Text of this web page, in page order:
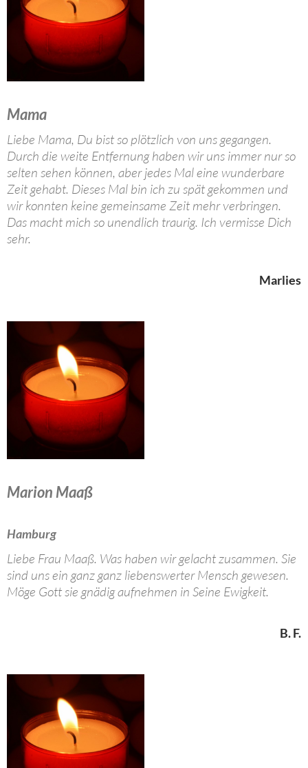
Mama
Liebe Mama, Du bist so plötzlich von uns gegangen.
Durch die weite Entfernung haben wir uns immer nur so
selten sehen können, aber jedes Mal eine wunderbare
Zeit gehabt. Dieses Mal bin ich zu spät gekommen und
wir konnten keine gemeinsame Zeit mehr verbringen.
Das macht mich so unendlich traurig. Ich vermisse Dich
sehr.
Marlies
Marion Maaß
Hamburg
Liebe Frau Maaß. Was haben wir gelacht zusammen. Sie
sind uns ein ganz ganz liebenswerter Mensch gewesen.
Möge Gott sie gnädig aufnehmen in Seine Ewigkeit.
B. F.